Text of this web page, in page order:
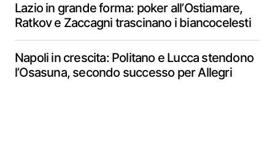
Lazio in grande forma: poker all’Ostiamare,
Ratkov e Zaccagni trascinano i biancocelesti
Napoli in crescita: Politano e Lucca stendono
l’Osasuna, secondo successo per Allegri